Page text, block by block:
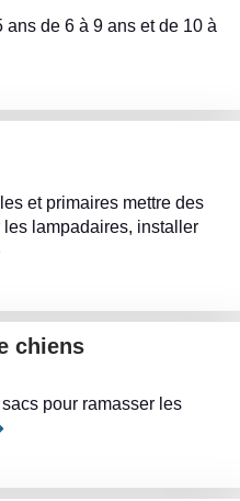
ans de 6 à 9 ans et de 10 à
Mettre des balançoires
et primaires mettre des
lampadaires, installer
la contribution Décoration de
chiens
pour ramasser les
la contribution Panneau